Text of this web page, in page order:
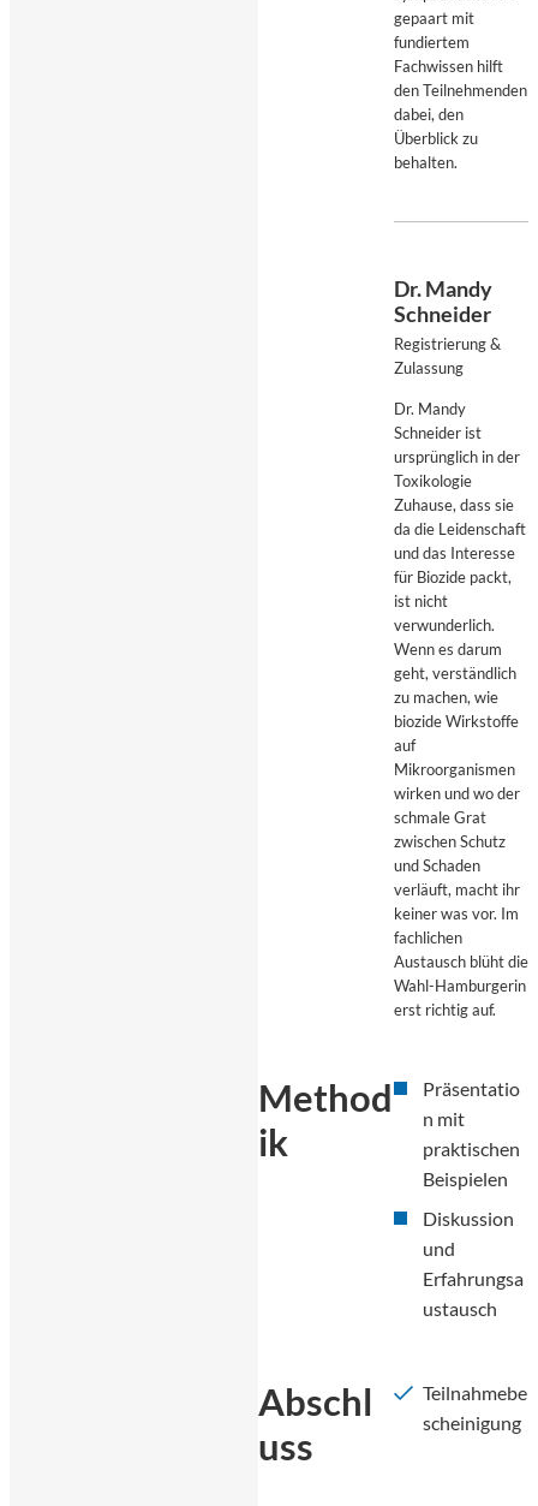
gepaart mit
fundiertem
Fachwissen hilft
den Teilnehmenden
dabei, den
Überblick zu
behalten.
Dr. Mandy
Schneider
Registrierung &
Zulassung
Dr. Mandy
Schneider ist
ursprünglich in der
Toxikologie
Zuhause, dass sie
da die Leidenschaft
und das Interesse
für Biozide packt,
ist nicht
verwunderlich.
Wenn es darum
geht, verständlich
zu machen, wie
biozide Wirkstoffe
auf
Mikroorganismen
wirken und wo der
schmale Grat
zwischen Schutz
und Schaden
verläuft, macht ihr
keiner was vor. Im
fachlichen
Austausch blüht die
Wahl-Hamburgerin
erst richtig auf.
Method
ik
Präsentatio
n mit
praktischen
Beispielen
Diskussion
und
Erfahrungsa
ustausch
Abschl
uss
Teilnahmebe
scheinigung